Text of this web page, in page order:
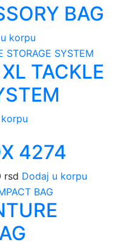
BAG
korpu
TACKLE
4274
rsd Dodaj u korpu